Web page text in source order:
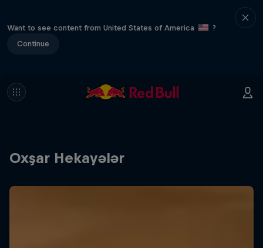
Want to see content from United States of America
?
Continue
Oxşar Hekayələr